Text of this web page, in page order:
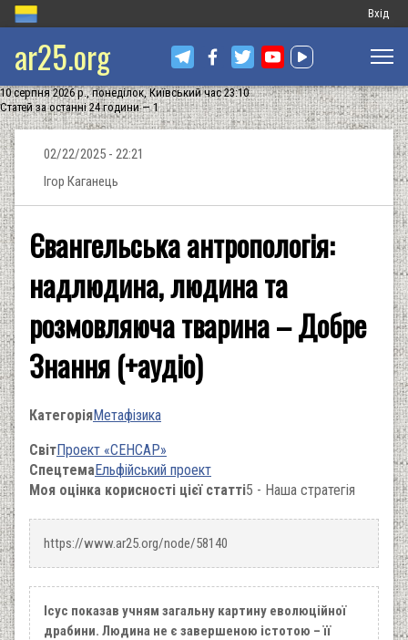
Меню
запису
Вхід
ar25.org
10 серпня 2026 р., понеділок, Київський час 23:10
Статей за останні 24 години — 1
02/22/2025 - 22:21
Ігор Каганець
Євангельська антропологія:
надлюдина, людина та
розмовляюча тварина – Добре
Знання (+аудіо)
КатегоріяМетафізика
СвітПроект «СЕНСАР»
СпецтемаЕльфійський проект
Моя оцінка корисності цієї статті5 - Наша стратегія
https://www.ar25.org/node/58140
Ісус показав учням загальну картину еволюційної
драбини. Людина не є завершеною істотою – її